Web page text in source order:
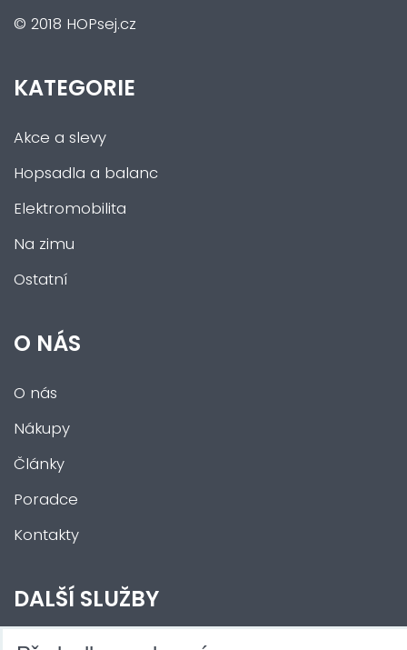
© 2018 HOPsej.cz
KATEGORIE
Akce a slevy
Hopsadla a balanc
Elektromobilita
Na zimu
Ostatní
O NÁS
O nás
Nákupy
Články
Poradce
Kontakty
DALŠÍ SLUŽBY